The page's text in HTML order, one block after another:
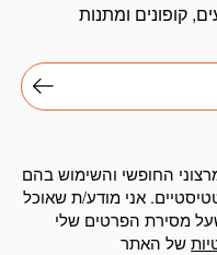
קופונים ומתנות
החופשי והשימוש בהם
אני מודע/ת שאוכל
מסירת הפרטים שלי
של האתר